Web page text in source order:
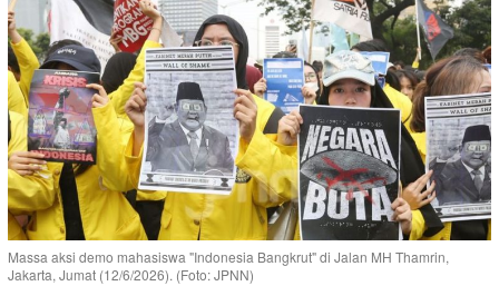
Massa aksi demo mahasiswa "Indonesia Bangkrut" di Jalan MH Thamrin,
Jakarta, Jumat (12/6/2026). (Foto: JPNN)